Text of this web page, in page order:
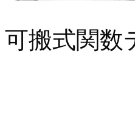
アーウ
可搬式関数